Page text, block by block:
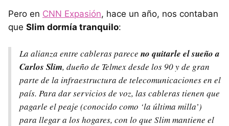
Pero en CNN Expasión, hace un año, nos contaban
que Slim dormía tranquilo:
La alianza entre cableras parece no quitarle el sueño a
Carlos Slim, dueño de Telmex desde los 90 y de gran
parte de la infraestructura de telecomunicaciones en el
país. Para dar servicios de voz, las cableras tienen que
pagarle el peaje (conocido como ‘la última milla’)
para llegar a los hogares, con lo que Slim mantiene el